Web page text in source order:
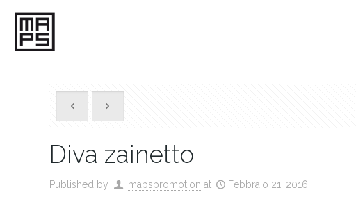
Diva zainetto
Published by mapspromotion at Febbraio 21, 2016